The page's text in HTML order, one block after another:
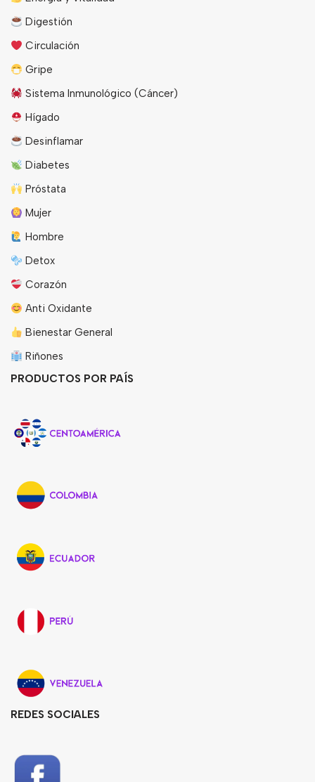
Digestión
Circulación
Gripe
Sistema Inmunológico (Cáncer)
Hígado
Desinflamar
Diabetes
Próstata
Mujer
Hombre
Detox
Corazón
Anti Oxidante
Bienestar General
Riñones
PRODUCTOS POR PAÍS
REDES SOCIALES